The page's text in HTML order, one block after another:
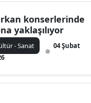
konserlerinde
yaklaşılıyor
- Sanat
04 Şubat